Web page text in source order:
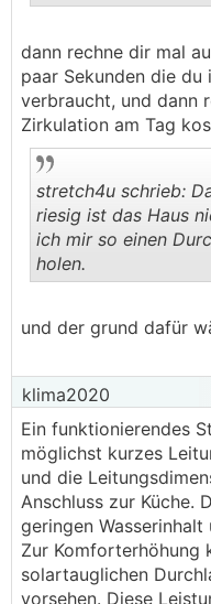
dann rechne dir mal
paar Sekunden die
verbraucht, und dann
Zirkulation am Tag
stretch4u schrieb:
riesig ist das Haus
ich mir so einen
holen.
und der grund dafür
klima2020
Ein funktionierendes
möglichst kurzes
und die
Anschluss zur Küche.
geringen
Zur Komforterhöhung
solartauglichen
vorsehen. Diese